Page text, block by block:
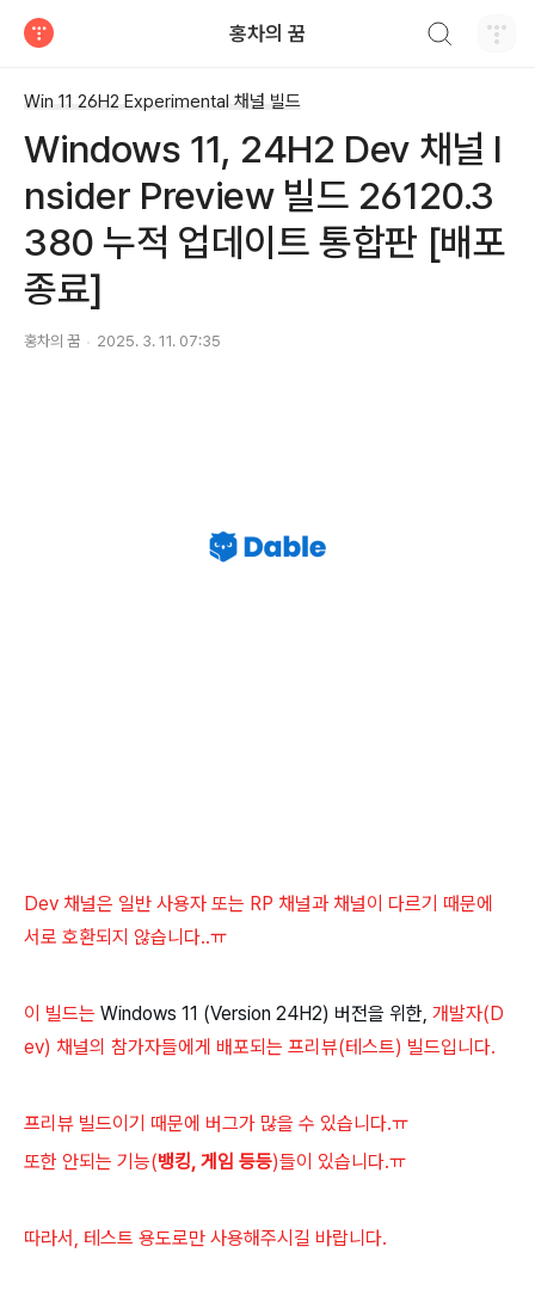
홍차의 꿈
Win 11 26H2 Experimental 채널 빌드
Windows 11, 24H2 Dev 채널 I
nsider Preview 빌드 26120.3
380 누적 업데이트 통합판 [배포
종료]
홍차의 꿈 2025. 3. 11. 07:35
Dev 채널은 일반 사용자 또는 RP 채널과 채널이 다르기 때문에
서로 호환되지 않습니다..ㅠ
이 빌드는 Windows 11 (Version 24H2) 버전을 위한, 개발자(D
ev) 채널의 참가자들에게 배포되는 프리뷰(테스트) 빌드입니다.
프리뷰 빌드이기 때문에 버그가 많을 수 있습니다.ㅠ
또한 안되는 기능(뱅킹, 게임 등등)들이 있습니다.ㅠ
따라서, 테스트 용도로만 사용해주시길 바랍니다.